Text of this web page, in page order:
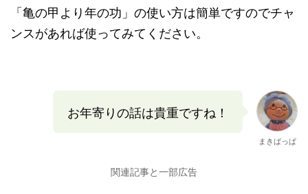
「亀の甲より年の功」の使い方は簡単ですのでチャ
ンスがあれば使ってみてください。
お年寄りの話は貴重ですね！
まきばっぱ
関連記事と一部広告